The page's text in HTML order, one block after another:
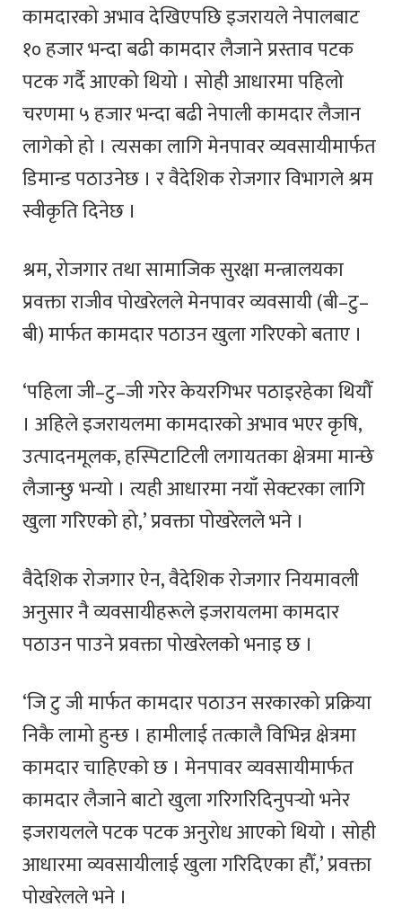
कामदारको अभाव देखिएपछि इजरायले नेपालबाट
१० हजार भन्दा बढी कामदार लैजाने प्रस्ताव पटक
पटक गर्दै आएको थियो । सोही आधारमा पहिलो
चरणमा ५ हजार भन्दा बढी नेपाली कामदार लैजान
लागेको हो । त्यसका लागि मेनपावर व्यवसायीमार्फत
डिमान्ड पठाउनेछ । र वैदेशिक रोजगार विभागले श्रम
स्वीकृति दिनेछ ।
श्रम, रोजगार तथा सामाजिक सुरक्षा मन्त्रालयका
प्रवक्ता राजीव पोखरेलले मेनपावर व्यवसायी (बी–टु–
बी) मार्फत कामदार पठाउन खुला गरिएको बताए ।
‘पहिला जी–टु–जी गरेर केयरगिभर पठाइरहेका थियौँ
। अहिले इजरायलमा कामदारको अभाव भएर कृषि,
उत्पादनमूलक, हस्पिटाटिली लगायतका क्षेत्रमा मान्छे
लैजान्छु भन्यो । त्यही आधारमा नयाँ सेक्टरका लागि
खुला गरिएको हो,’ प्रवक्ता पोखरेलले भने ।
वैदेशिक रोजगार ऐन, वैदेशिक रोजगार नियमावली
अनुसार नै व्यवसायीहरूले इजरायलमा कामदार
पठाउन पाउने प्रवक्ता पोखरेलको भनाइ छ ।
‘जि टु जी मार्फत कामदार पठाउन सरकारको प्रक्रिया
निकै लामो हुन्छ । हामीलाई तत्कालै विभिन्न क्षेत्रमा
कामदार चाहिएको छ । मेनपावर व्यवसायीमार्फत
कामदार लैजाने बाटो खुला गरिगरिदिनुपर्‍यो भनेर
इजरायलले पटक पटक अनुरोध आएको थियो । सोही
आधारमा व्यवसायीलाई खुला गरिदिएका हौँ,’ प्रवक्ता
पोखरेलले भने ।